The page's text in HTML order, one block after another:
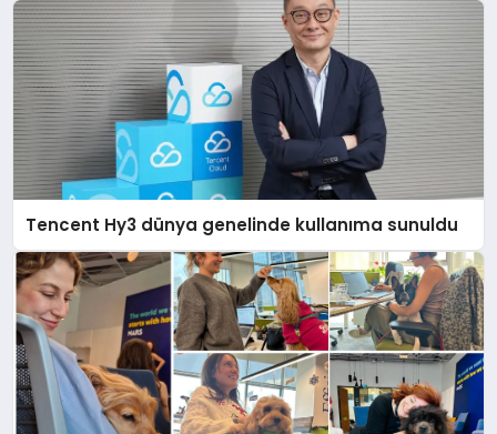
Tencent Hy3 dünya genelinde kullanıma sunuldu